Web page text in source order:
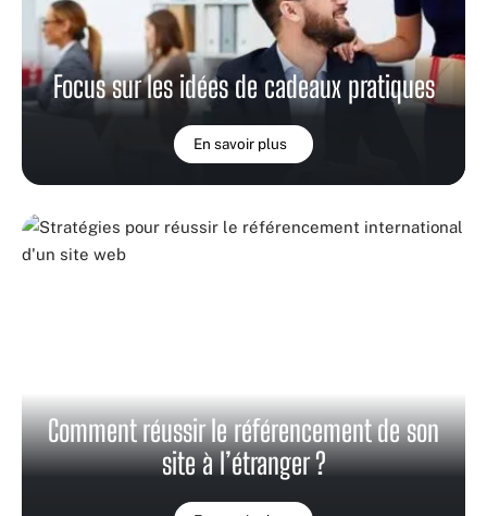
Focus sur les idées de cadeaux pratiques
En savoir plus
Comment réussir le référencement de son
site à l’étranger ?